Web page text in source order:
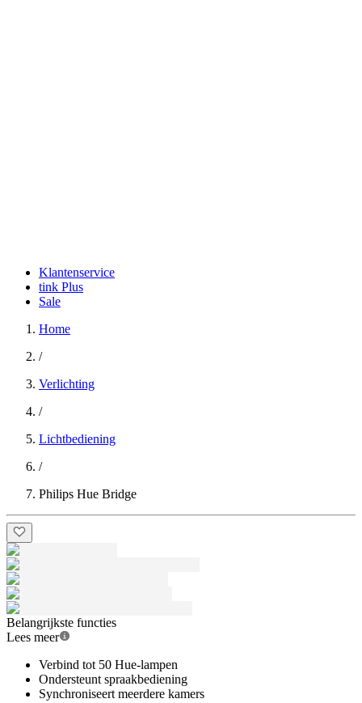
Klantenservice
tink Plus
Sale
Home
/
Verlichting
/
Lichtbediening
/
Philips Hue Bridge
Belangrijkste functies
Lees meer
Verbind tot 50 Hue-lampen
Ondersteunt spraakbediening
Synchroniseert meerdere kamers